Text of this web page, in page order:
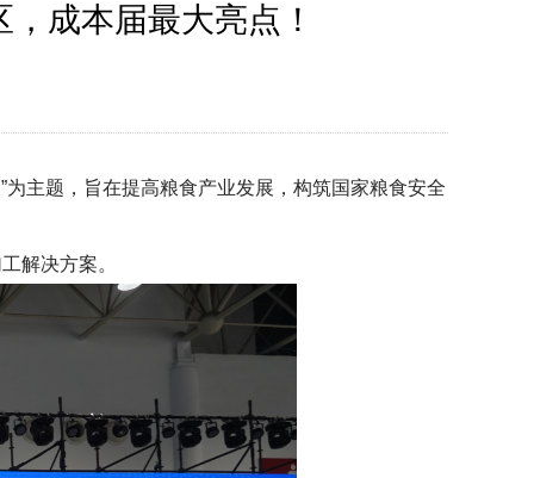
成本届最大亮点！
主题，旨在提高粮食产业发展，构筑国家粮食安全
解决方案。